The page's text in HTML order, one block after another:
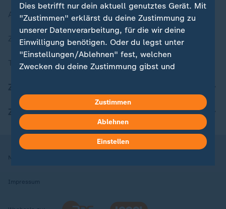
Aktuelle Sendungs-Videos
ZDFheute Stories
Themen im Überblick
ZDFheute Apps
Nutzungsbedingungen
Impressum
Dies betrifft nur dein aktuell genutztes Gerät. Mit
"Zustimmen" erklärst du deine Zustimmung zu
unserer Datenverarbeitung, für die wir deine
Einwilligung benötigen. Oder du legst unter
"Einstellungen/Ablehnen" fest, welchen
Zwecken du deine Zustimmung gibst und
in deinen Einstellungen widerrufen oder ändern.
Hier findest du das Impressum.
Weitere Informationen findest du in unserer
Datenschutzerklärung.
Zustimmen
Ablehnen
Einstellen